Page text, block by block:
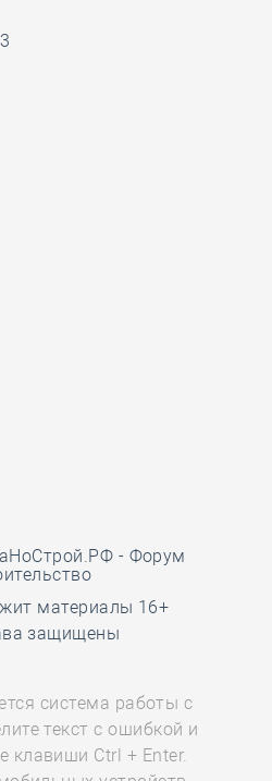
- Форум
материалы 16+
защищены
система работы с
текст с ошибкой и
клавиши Ctrl + Enter.